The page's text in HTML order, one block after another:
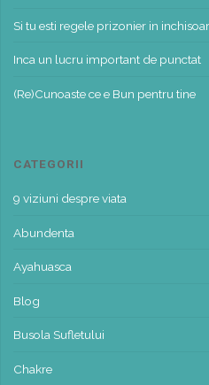
Si tu esti regele prizonier in
Inca un lucru important de punctat
(Re)Cunoaste ce e Bun pentru tine
CATEGORII
9 viziuni despre viata
Abundenta
Ayahuasca
Blog
Busola Sufletului
Chakre